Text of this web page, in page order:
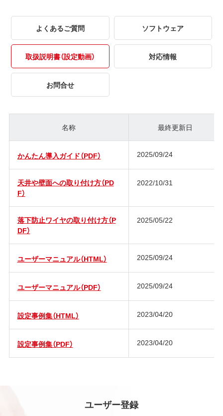
よくあるご質問 ソフトウェア
取扱説明書（設定動画） 対応情報
お問合せ
名称 最終更新日
かんたん導入ガイド（PDF） 2025/09/24
天井や壁面への取り付け方（PD
F）
2022/10/31
落下防止ワイヤの取り付け方（P
DF）
2025/05/22
ユーザーマニュアル（HTML） 2025/09/24
ユーザーマニュアル（PDF） 2025/09/24
設定事例集（HTML） 2023/04/20
設定事例集（PDF） 2023/04/20
ユーザー登録